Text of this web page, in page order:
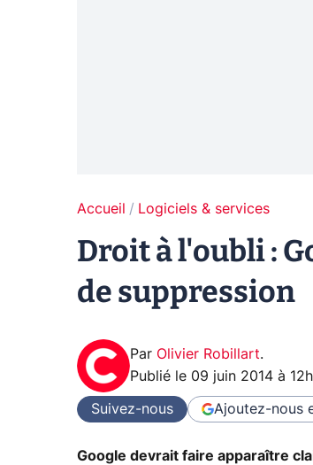
Accueil Logiciels & services
Droit à l'oubli :
de suppression
Par Olivier Robillart.
Publié le 09 juin 2014 à
Suivez-nous Ajoutez-nous
Google devrait faire apparaître